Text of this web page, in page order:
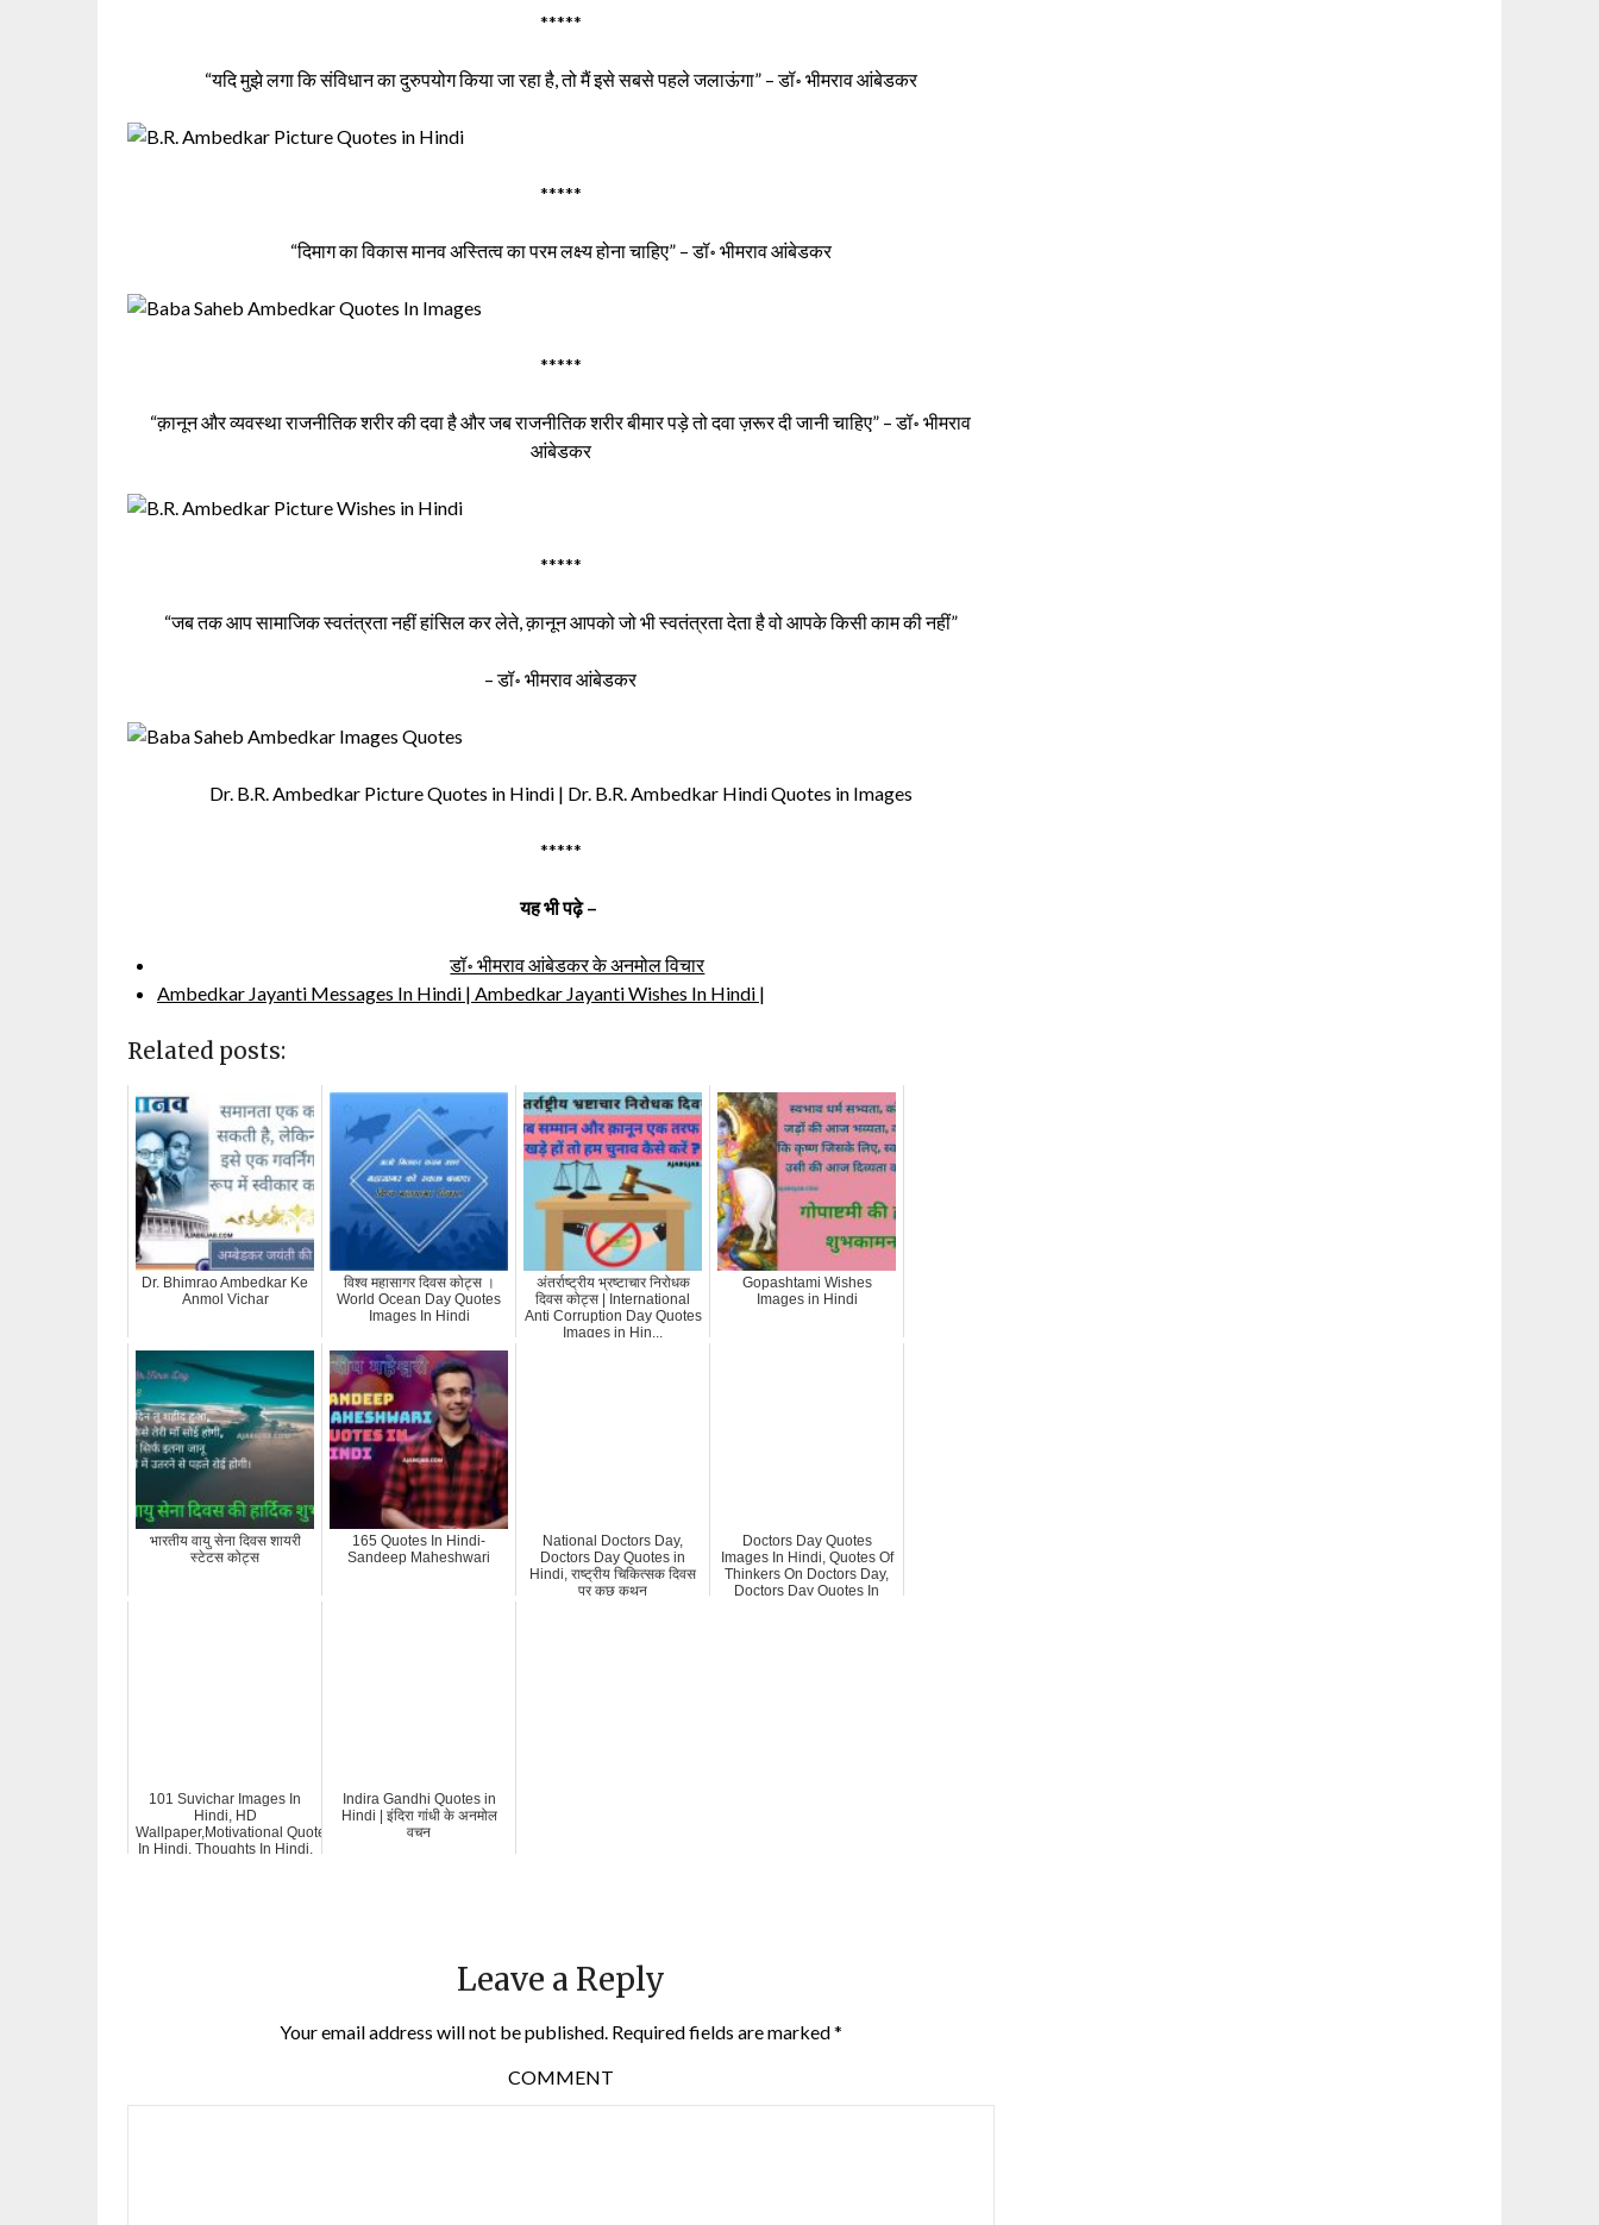
*****
“यदि मुझे लगा कि संविधान का दुरुपयोग किया जा रहा है, तो मैं इसे सबसे पहले जलाऊंगा” – डॉ॰ भीमराव आंबेडकर
*****
“दिमाग का विकास मानव अस्तित्व का परम लक्ष्य होना चाहिए” – डॉ॰ भीमराव आंबेडकर
*****
“क़ानून और व्यवस्था राजनीतिक शरीर की दवा है और जब राजनीतिक शरीर बीमार पड़े तो दवा ज़रूर दी जानी चाहिए” – डॉ॰ भीमराव
आंबेडकर
*****
“जब तक आप सामाजिक स्वतंत्रता नहीं हांसिल कर लेते, क़ानून आपको जो भी स्वतंत्रता देता है वो आपके किसी काम की नहीं”
– डॉ॰ भीमराव आंबेडकर
Dr. B.R. Ambedkar Picture Quotes in Hindi | Dr. B.R. Ambedkar Hindi Quotes in Images
*****
यह भी पढ़े –
डॉ॰ भीमराव आंबेडकर के अनमोल विचार
Ambedkar Jayanti Messages In Hindi | Ambedkar Jayanti Wishes In Hindi |
Related posts:
Dr. Bhimrao Ambedkar Ke
Anmol Vichar
विश्व महासागर दिवस कोट्स ।
World Ocean Day Quotes
Images In Hindi
अंतर्राष्ट्रीय भ्रष्टाचार निरोधक
दिवस कोट्स | International
Anti Corruption Day Quotes
Images in Hin...
Gopashtami Wishes
Images in Hindi
भारतीय वायु सेना दिवस शायरी
स्टेटस कोट्स
165 Quotes In Hindi-
Sandeep Maheshwari
National Doctors Day,
Doctors Day Quotes in
Hindi, राष्ट्रीय चिकित्सक दिवस
पर कुछ कथन
Doctors Day Quotes
Images In Hindi, Quotes Of
Thinkers On Doctors Day,
Doctors Day Quotes In
101 Suvichar Images In
Hindi, HD
Wallpaper,Motivational Quotes
In Hindi, Thoughts In Hindi,
Indira Gandhi Quotes in
Hindi | इंदिरा गांधी के अनमोल
वचन
Leave a Reply
Your email address will not be published.Required fields are marked*
COMMENT